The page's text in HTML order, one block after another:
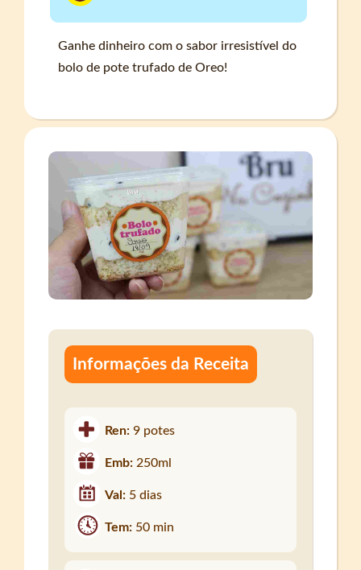
Ganhe dinheiro com o sabor irresistível do
bolo de pote trufado de Oreo!
Informações da Receita
Ren:9 potes
Emb: 250ml
Val: 5 dias
Tem: 50 min